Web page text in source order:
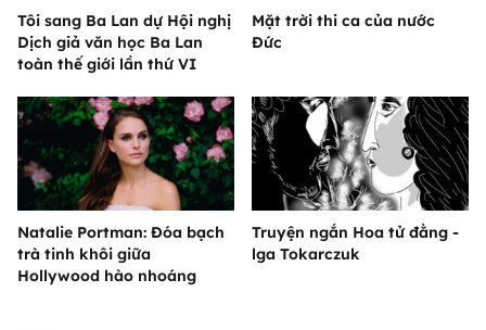
Tôi sang Ba Lan dự Hội nghị
Dịch giả văn học Ba Lan
toàn thế giới lần thứ VI
Mặt trời thi ca của nước
Đức
Natalie Portman: Đóa bạch
trà tinh khôi giữa
Hollywood hào nhoáng
Truyện ngắn Hoa tử đằng -
lga Tokarczuk